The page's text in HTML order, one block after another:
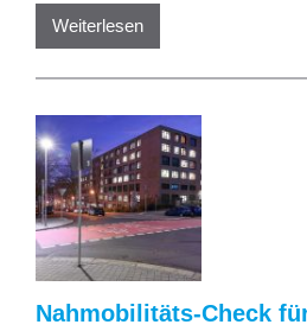
Weiterlesen
Nahmobilitäts-Check